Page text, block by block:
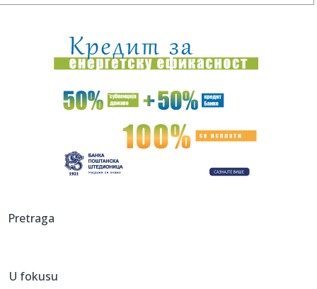
23:51:PARTIZAN TRLJA RUKE: Transfer Saše Lukića doneo crno-
belima 300...
23:48:Otišao iz Arsenala pre nego što su podigli trofej – vratio
Srpkinje pronašle novčanik u Čanju, pa uradile nešto što je
23:46:Detalji drame na nemačkom aerodromu: Vozač nogom
23:33:
Pretraga
U fokusu